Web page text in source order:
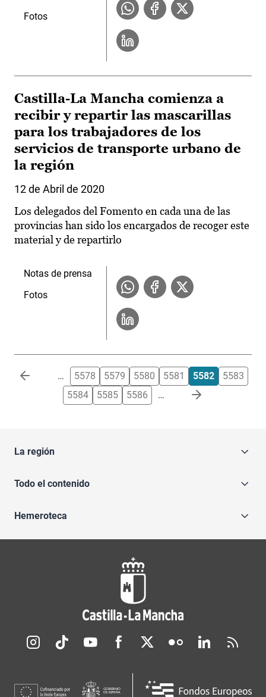
Fotos
Castilla-La Mancha comienza a
recibir y repartir las mascarillas
para los trabajadores de los
servicios de transporte urbano de
la región
12 de Abril de 2020
Los delegados del Fomento en cada una de las
provincias han sido los encargados de recoger este
material y de repartirlo
Notas de prensa
Fotos
Paginación … 5578 5579 5580 5581 5582
5583
5584
5585 5586 …
La región
Todo el contenido
Hemeroteca
Redes sociales JCCM